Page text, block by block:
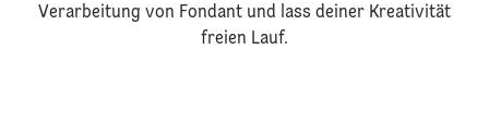
Verarbeitung von Fondant und lass deiner Kreativität
freien Lauf.